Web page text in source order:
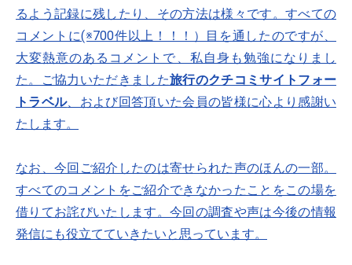
るよう記録に残したり、その方法は様々です。すべての
コメントに(※700件以上！！！）目を通したのですが、
大変熱意のあるコメントで、私自身も勉強になりまし
た。ご協力いただきました旅行のクチコミサイトフォー
トラベル、および回答頂いた会員の皆様に心より感謝い
たします。
なお、今回ご紹介したのは寄せられた声のほんの一部。
すべてのコメントをご紹介できなかったことをこの場を
借りてお詫びいたします。今回の調査や声は今後の情報
発信にも役立てていきたいと思っています。